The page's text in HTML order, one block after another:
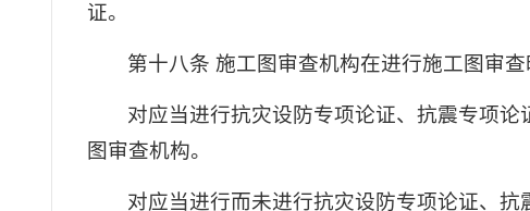
证。
第十八条 施工图审查机构在进行施工图审
对应当进行抗灾设防专项论证、抗震专项
图审查机构。
对应当进行而未进行抗灾设防专项论证、